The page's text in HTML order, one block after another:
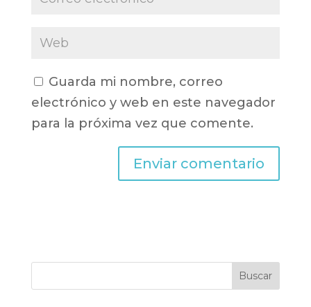
Guarda mi nombre, correo
electrónico y web en este navegador
para la próxima vez que comente.
Buscar